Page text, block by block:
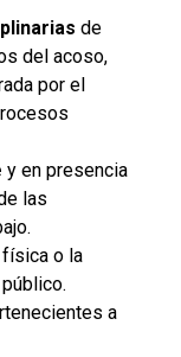
de
del acoso,
por el
y en presencia
las
o la
a